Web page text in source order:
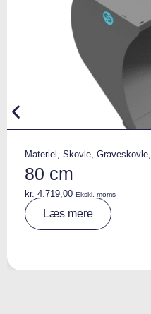
Materiel , Skovle, Graveskovle,
80 cm
kr. 4.719,00 Ekskl. moms
Læs mere